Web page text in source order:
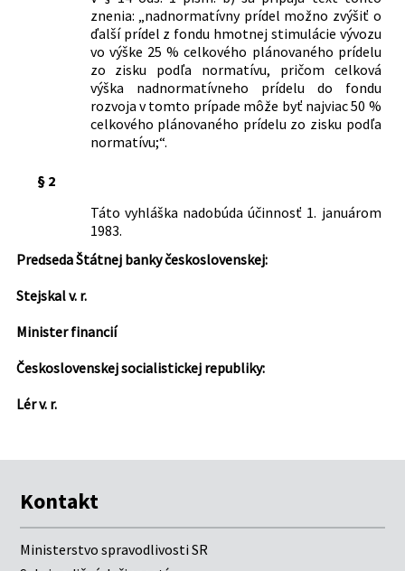
znenia: „nadnormatívny prídel možno zvýšiť o
ďalší prídel z fondu hmotnej stimulácie vývozu
vo výške 25 % celkového plánovaného prídelu
zo zisku podľa normatívu, pričom celková
výška nadnormatívneho prídelu do fondu
rozvoja v tomto prípade môže byť najviac 50 %
celkového plánovaného prídelu zo zisku podľa
normatívu;“.
§ 2
Táto vyhláška nadobúda účinnosť 1. januárom
1983.
Predseda Štátnej banky československej:
Stejskal v. r.
Minister financií
Československej socialistickej republiky:
Lér v. r.
Kontakt
Ministerstvo spravodlivosti SR